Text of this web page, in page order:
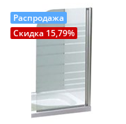
Распродажа
Скидка 15,79%